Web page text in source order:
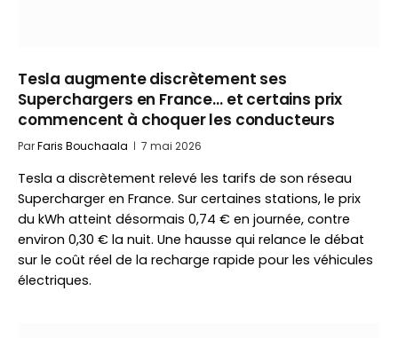
Tesla augmente discrètement ses
Superchargers en France… et certains prix
commencent à choquer les conducteurs
ParFaris Bouchaala 7 mai 2026
Tesla a discrètement relevé les tarifs de son réseau
Supercharger en France. Sur certaines stations, le prix
du kWh atteint désormais 0,74 € en journée, contre
environ 0,30 € la nuit. Une hausse qui relance le débat
sur le coût réel de la recharge rapide pour les véhicules
électriques.